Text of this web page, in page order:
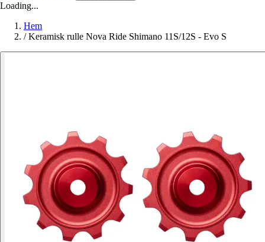
Loading...
Hem
/ Keramisk rulle Nova Ride Shimano 11S/12S - Evo S